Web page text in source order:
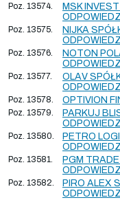
Poz. 13574.
MSK
Poz. 13575.
NIJKA
Poz. 13576.
NOTON
Poz. 13577.
OLAV
Poz. 13578. OPTIVION
Poz. 13579.
PARKUJ
Poz. 13580.
PETRO
Poz. 13581.
PGM
Poz. 13582.
PIRO ALEX